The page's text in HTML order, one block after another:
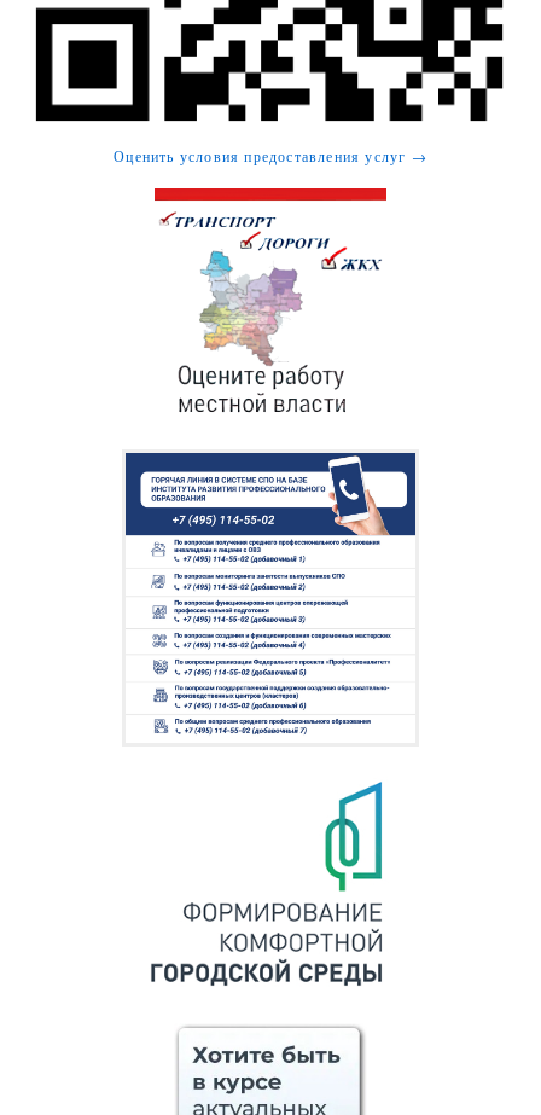
Оценить условия предоставления услуг →